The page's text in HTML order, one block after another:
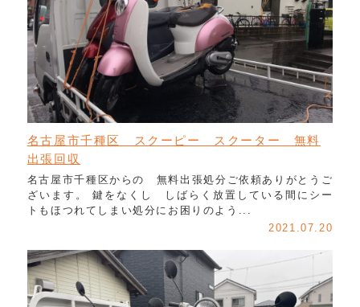
名古屋市千種区 スクーピー スクーター 無料
出張回収
名古屋市千種区からの 無料出張処分ご依頼ありがとうご
ざいます。 鍵をなくし しばらく放置している間にシー
トもほつれてしまい処分にお困りのよう...
2021.07.20